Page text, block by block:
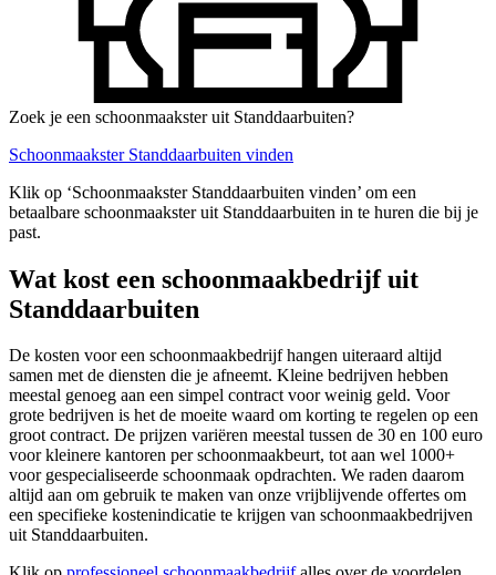
Zoek je een schoonmaakster uit Standdaarbuiten?
Schoonmaakster Standdaarbuiten vinden
Klik op ‘Schoonmaakster Standdaarbuiten vinden’ om een
betaalbare schoonmaakster uit Standdaarbuiten in te huren die bij je
past.
Wat kost een schoonmaakbedrijf uit
Standdaarbuiten
De kosten voor een schoonmaakbedrijf hangen uiteraard altijd
samen met de diensten die je afneemt. Kleine bedrijven hebben
meestal genoeg aan een simpel contract voor weinig geld. Voor
grote bedrijven is het de moeite waard om korting te regelen op een
groot contract. De prijzen variëren meestal tussen de 30 en 100 euro
voor kleinere kantoren per schoonmaakbeurt, tot aan wel 1000+
voor gespecialiseerde schoonmaak opdrachten. We raden daarom
altijd aan om gebruik te maken van onze vrijblijvende offertes om
een specifieke kostenindicatie te krijgen van schoonmaakbedrijven
uit Standdaarbuiten.